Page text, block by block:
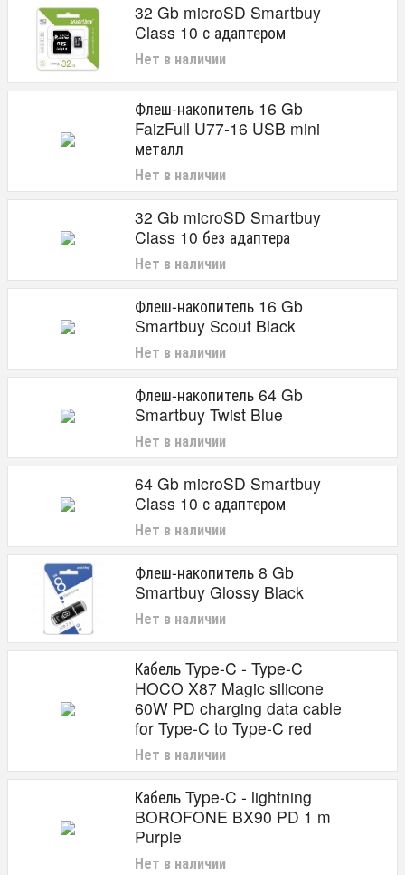
32 Gb microSD Smartbuy
Class 10 с адаптером
Нет в наличии
Флеш-накопитель 16 Gb
FaizFull U77-16 USB mini
металл
Нет в наличии
32 Gb microSD Smartbuy
Class 10 без адаптера
Нет в наличии
Флеш-накопитель 16 Gb
Smartbuy Scout Black
Нет в наличии
Флеш-накопитель 64 Gb
Smartbuy Twist Blue
Нет в наличии
64 Gb microSD Smartbuy
Class 10 с адаптером
Нет в наличии
Флеш-накопитель 8 Gb
Smartbuy Glossy Black
Нет в наличии
Кабель Type-C - Type-C
HOCO X87 Magic silicone
60W PD charging data cable
for Type-C to Type-C red
Нет в наличии
Кабель Type-C - lightning
BOROFONE BX90 PD 1 m
Purple
Нет в наличии